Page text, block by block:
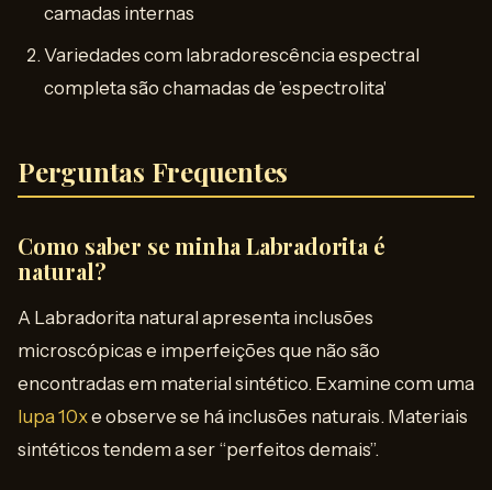
camadas internas
Variedades com labradorescência espectral
completa são chamadas de ’espectrolita'
Perguntas Frequentes
Como saber se minha Labradorita é
natural?
A Labradorita natural apresenta inclusões
microscópicas e imperfeições que não são
encontradas em material sintético. Examine com uma
lupa 10xe observe se há inclusões naturais. Materiais
sintéticos tendem a ser “perfeitos demais”.